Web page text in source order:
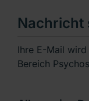
Nachricht
Ihre E-Mail
Bereich